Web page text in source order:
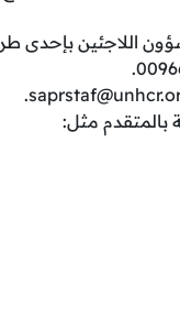
اللاجئين بإحدى
.
بالمتقدم مثل: